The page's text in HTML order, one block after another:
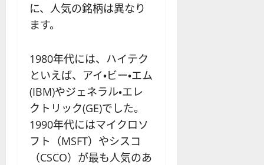
に、人気の銘柄は異なり
ます。
1980年代には、ハイテク
といえば、アイ・ビー・エム
(IBM)やジェネラル・エレ
クトリック(GE)でした。
1990年代にはマイクロソ
フト（MSFT）やシスコ
（CSCO）が最も人気のあ